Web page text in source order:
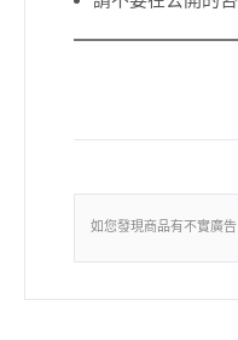
如您發現商品有不實廣